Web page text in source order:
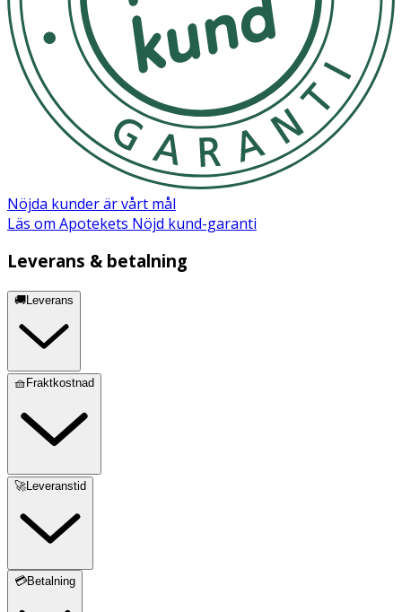
Nöjda kunder är vårt mål
Läs om Apotekets Nöjd kund-garanti
Leverans & betalning
🚚Leverans
🧺Fraktkostnad
🚀Leveranstid
💳Betalning